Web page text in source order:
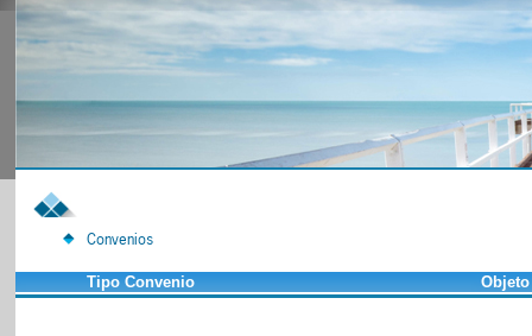
Convenios
Tipo Convenio Objeto